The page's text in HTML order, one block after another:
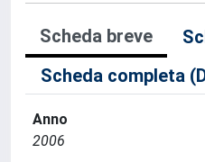
Scheda breve
Scheda completa
Anno
2006